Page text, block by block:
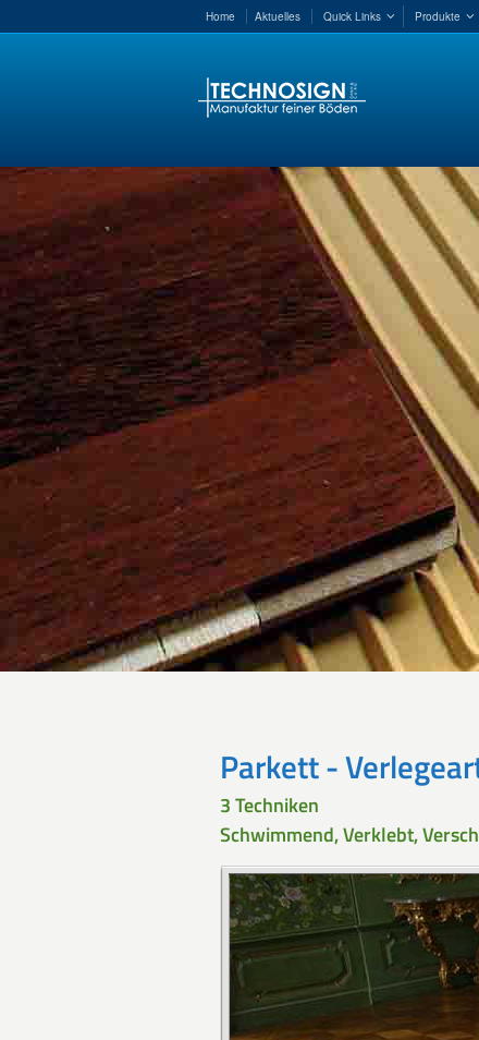
Home Aktuelles Quick Links Produkte
Parkett -
3 Techniken
Schwimmend, Verklebt,